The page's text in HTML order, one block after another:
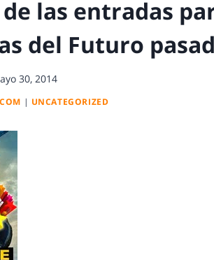
las entradas
del Futuro
30, 2014
| UNCATEGORIZED